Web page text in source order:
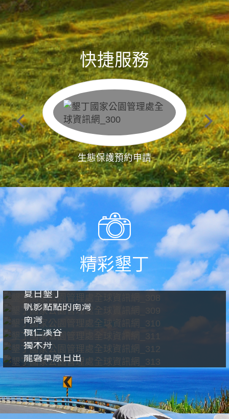
快捷服務
生態保護預約申請
精彩墾丁
夏日墾丁
帆影點點的南灣
南灣
欖仁溪谷
獨木舟
龍磐草原日出